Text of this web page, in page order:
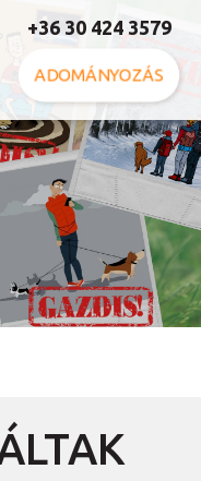
+36 30 424 3579
ADOMÁNYOZÁS